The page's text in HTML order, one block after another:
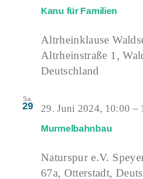
Kanu für Familien
Altrheinklause
Altrheinstraße 1,
Deutschland
Sa.
29
Murmelbahnbau
29. Juni 2024, 10:00 –
Naturspur e.V.
67a, Otterstadt,